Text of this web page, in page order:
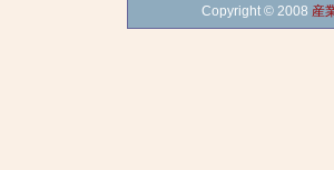
Copyright © 2008 産